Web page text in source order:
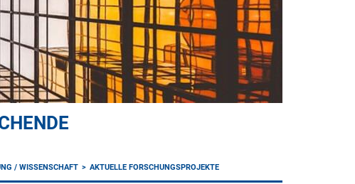
/ WISSENSCHAFT AKTUELLE FORSCHUNGSPROJEKTE